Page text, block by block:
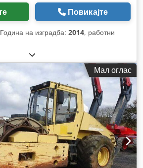
Повикајте
на изградба: 2014, работни
Мал оглас